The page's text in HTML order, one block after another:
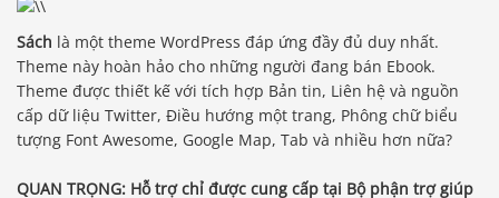
Sách là một theme WordPress đáp ứng đầy đủ duy nhất.
Theme này hoàn hảo cho những người đang bán Ebook.
Theme được thiết kế với tích hợp Bản tin, Liên hệ và nguồn
cấp dữ liệu Twitter, Điều hướng một trang, Phông chữ biểu
tượng Font Awesome, Google Map, Tab và nhiều hơn nữa?
QUAN TRỌNG: Hỗ trợ chỉ được cung cấp tại Bộ phận trợ giúp